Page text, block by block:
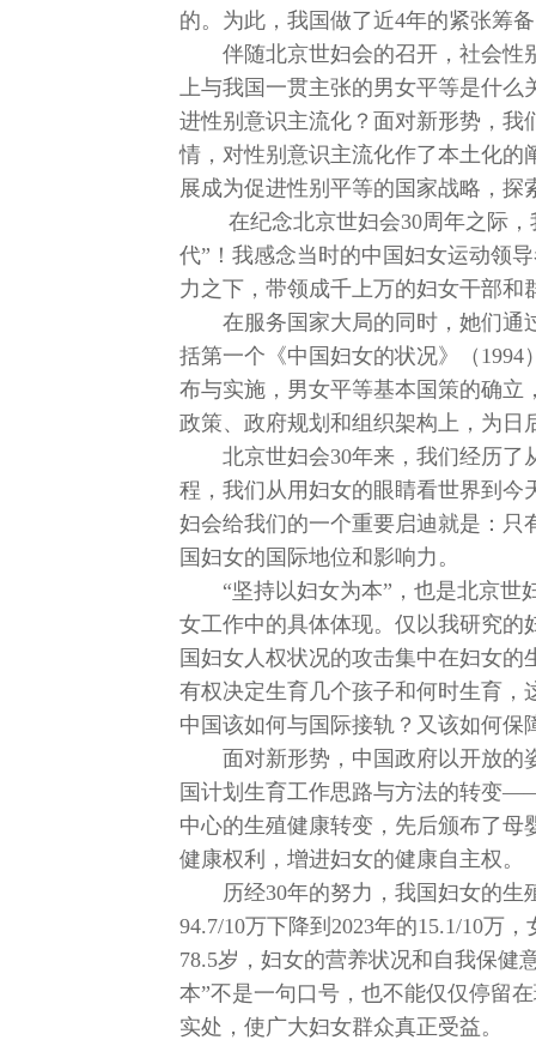
的。为此，我国做了近4年的紧张筹
伴随北京世妇会的召开，社会性
上与我国一贯主张的男女平等是什
进性别意识主流化？面对新形势，
情，对性别意识主流化作了本土化
展成为促进性别平等的国家战略，
在纪念北京世妇会30周年之际
代”！我感念当时的中国妇女运动领
力之下，带领成千上万的妇女干部和
在服务国家大局的同时，她们通
括第一个《中国妇女的状况》（
布与实施，男女平等基本国策的确
政策、政府规划和组织架构上，为
北京世妇会30年来，我们经历
程，我们从用妇女的眼睛看世界到
妇会给我们的一个重要启迪就是：
国妇女的国际地位和影响力。
“坚持以妇女为本”，也是北京
女工作中的具体体现。仅以我研究
国妇女人权状况的攻击集中在妇女
有权决定生育几个孩子和何时生育
中国该如何与国际接轨？又该如何
面对新形势，中国政府以开放的
国计划生育工作思路与方法的转变
中心的生殖健康转变，先后颁布了
健康权利，增进妇女的健康自主权。
历经30年的努力，我国妇女的
94.7/10万下降到2023年的15.1/10万
78.5岁，妇女的营养状况和自我保健
本”不是一句口号，也不能仅仅停留
实处，使广大妇女群众真正受益。